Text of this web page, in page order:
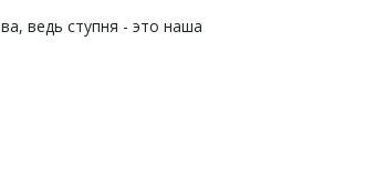
ведь ступня - это наша